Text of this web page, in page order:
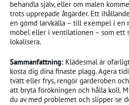
behandla själv, eller om malen
trots upprepade åtgärder. Ett
en gömd larvkälla – till exempel i en
möbel eller i ventilationen – som ett
lokalisera.
Sammanfattning: Klädesmal är
kosta dig dina finaste plagg. Agera
tvätt eller frys, rengör garderoben
att bryta förökningen och hålla koll.
du av med problemet och slipper se